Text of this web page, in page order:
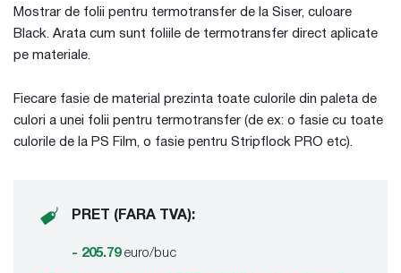
Mostrar de folii pentru termotransfer de la Siser, culoare
Black. Arata cum sunt foliile de termotransfer direct aplicate
pe materiale.
Fiecare fasie de material prezinta toate culorile din paleta de
culori a unei folii pentru termotransfer (de ex: o fasie cu toate
culorile de la PS Film, o fasie pentru Stripflock PRO etc).
PRET (FARA TVA):
- 205.79 euro/buc